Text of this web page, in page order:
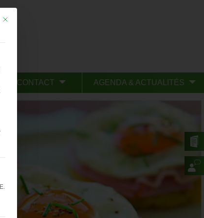
CONTACT AGENDA & ACTUALITÉS
Mit diesem Button wird der Dialog geschlossen. Seine Funktionalität ist